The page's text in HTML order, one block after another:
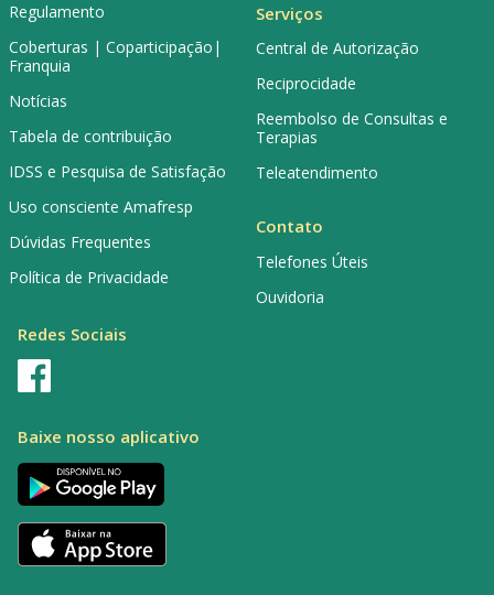
Regulamento
Coberturas | Coparticipação|
Franquia
Notícias
Tabela de contribuição
IDSS e Pesquisa de Satisfação
Uso consciente Amafresp
Dúvidas Frequentes
Política de Privacidade
Serviços
Central de Autorização
Reciprocidade
Reembolso de Consultas e
Terapias
Teleatendimento
Contato
Telefones Úteis
Ouvidoria
Redes Sociais
Baixe nosso aplicativo